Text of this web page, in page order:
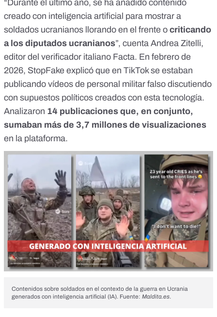
“Durante el último año, se ha añadido contenido
creado con inteligencia artificial para mostrar a
soldados ucranianos llorando en el frente o criticando
a los diputados ucranianos”, cuenta Andrea Zitelli,
editor del verificador italiano Facta. En febrero de
2026, StopFake explicó que en TikTok se estaban
publicando vídeos de personal militar falso discutiendo
con supuestos políticos creados con esta tecnología.
Analizaron 14 publicaciones que, en conjunto,
sumaban más de 3,7 millones de visualizaciones
en la plataforma.
Contenidos sobre soldados en el contexto de la guerra en Ucrania
generados con inteligencia artificial (IA). Fuente: Maldita.es.